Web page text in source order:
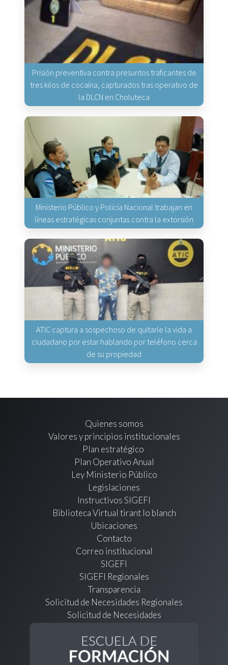
Prisión preventiva contra presuntos traficantes de
tres kilos de cocaína, capturados tras operativo de
la DLCN en Choluteca
Ministerio Público y Policía Nacional trabajan en
líneas estratégicas conjuntas contra la extorsión
ATIC captura a sospechoso de quitarle la vida a
ciudadano por estar hablando por teléfono cerca
de su propiedad
Quienes somos
Valores y principios institucionales
Plan estratégico
Plan Operativo Anual
Ley Ministerio Público
Legislaciones
Instructivos SIGEFI
Biblioteca Virtual tirant lo blanch
Ubicaciones
Contacto
Correo institucional
SIGEFI
SIGEFI Regionales
Transparencia
Solicitud de Necesidades Regionales
Solicitud de Necesidades